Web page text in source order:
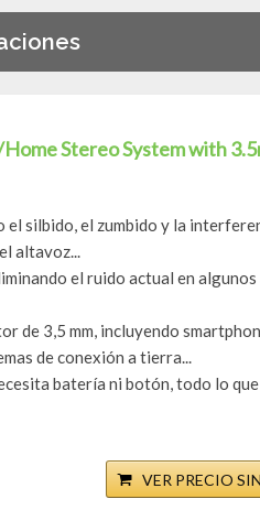
Stereo System with
silbido, el zumbido y la
altavoz...
el ruido actual en
de 3,5 mm, incluyendo
de conexión a tierra...
batería ni botón, todo lo
VER PRECIO